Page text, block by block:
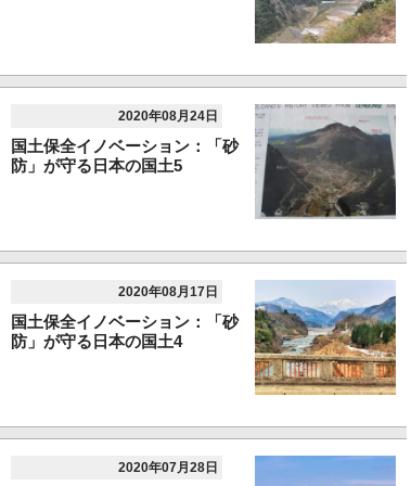
2020年08月24日
国土保全イノベーション：「砂
防」が守る日本の国土5
2020年08月17日
国土保全イノベーション：「砂
防」が守る日本の国土4
2020年07月28日